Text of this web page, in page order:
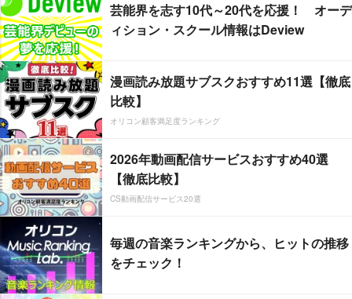
芸能界を志す10代～20代を応援！ オーデ
ィション・スクール情報はDeview
漫画読み放題サブスクおすすめ11選【徹底
比較】
オリコン顧客満足度ランキング
2026年動画配信サービスおすすめ40選
【徹底比較】
CS動画配信サービス20選
毎週の音楽ランキングから、ヒットの推移
をチェック！